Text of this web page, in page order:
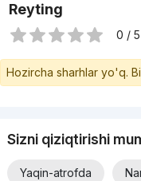
Reyting
0 / 5
Hozircha sharhlar yo'q.
Sizni qiziqtirishi
Yaqin-atrofda